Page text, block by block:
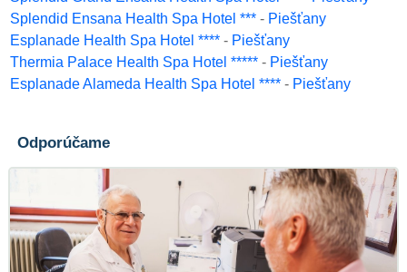
Splendid Ensana Health Spa Hotel *** - Piešťany
Esplanade Health Spa Hotel **** - Piešťany
Thermia Palace Health Spa Hotel ***** - Piešťany
Esplanade Alameda Health Spa Hotel **** - Piešťany
Odporúčame